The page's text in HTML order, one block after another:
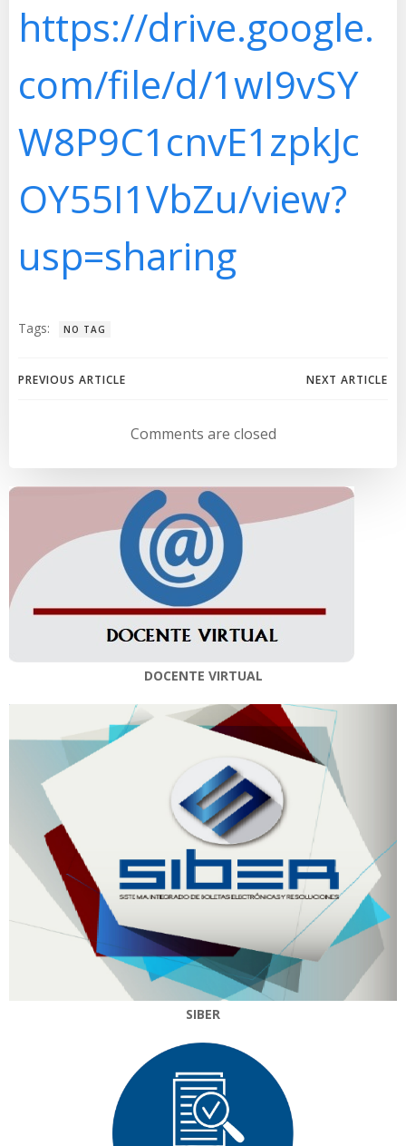
https://drive.google.
com/file/d/1wI9vSY
W8P9C1cnvE1zpkJc
OY55I1VbZu/view?
usp=sharing
Tags: NO TAG
Navegación
entradas
PREVIOUS ARTICLE
Navegación
de
entradas
NEXT ARTICLE
Comments are closed
DOCENTE VIRTUAL
SIBER